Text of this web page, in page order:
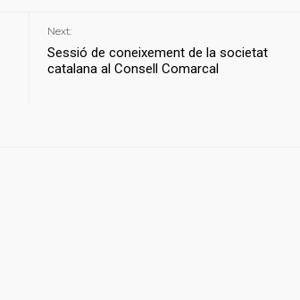
Next:
Sessió de coneixement de la societat
catalana al Consell Comarcal